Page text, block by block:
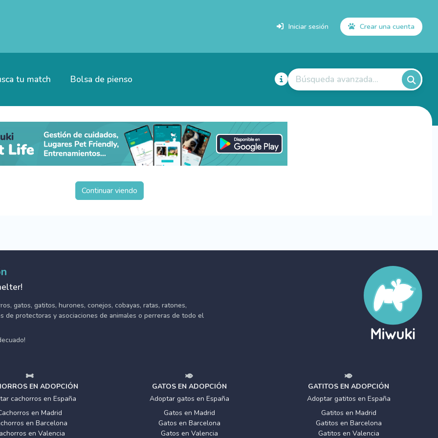
Iniciar sesión Crear una cuenta
tu match Bolsa de pienso Búsqueda avanzada...
Continuar viendo
gatos, gatitos, hurones, conejos, cobayas, ratas, ratones,
de protectoras y asociaciones de animales o perreras de todo el
EN ADOPCIÓN
cachorros en España
en Madrid
en Barcelona
en Valencia
GATOS EN ADOPCIÓN
Adoptar gatos en España
Gatos en Madrid
Gatos en Barcelona
Gatos en Valencia
GATITOS EN ADOPCIÓN
Adoptar gatitos en España
Gatitos en Madrid
Gatitos en Barcelona
Gatitos en Valencia